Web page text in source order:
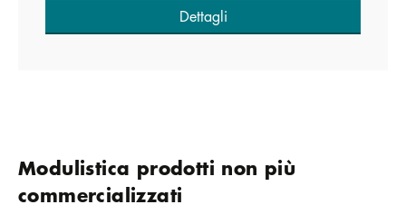
Dettagli
Modulistica prodotti non più
commercializzati